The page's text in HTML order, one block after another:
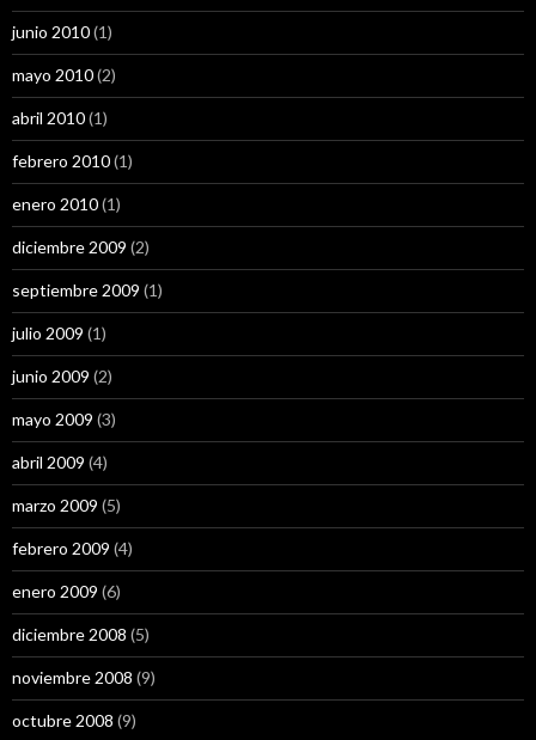
junio 2010(1)
mayo 2010(2)
abril 2010(1)
febrero 2010(1)
enero 2010(1)
diciembre 2009 (2)
septiembre 2009 (1)
julio 2009 (1)
junio 2009 (2)
mayo 2009 (3)
abril 2009 (4)
marzo 2009 (5)
febrero 2009 (4)
enero 2009 (6)
diciembre 2008 (5)
noviembre 2008 (9)
octubre 2008 (9)